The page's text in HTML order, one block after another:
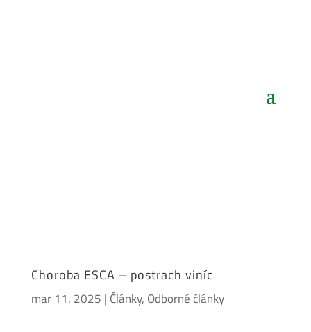
Choroba ESCA – postrach viníc
mar 11, 2025 | Články, Odborné články